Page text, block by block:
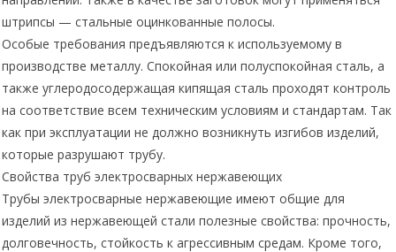
штрипсы — стальные оцинкованные полосы.
Особые требования предъявляются к используемому в
производстве металлу. Спокойная или полуспокойная сталь, а
также углеродосодержащая кипящая сталь проходят контроль
на соответствие всем техническим условиям и стандартам. Так
как при эксплуатации не должно возникнуть изгибов изделий,
которые разрушают трубу.
Свойства труб электросварных нержавеющих
Трубы электросварные нержавеющие имеют общие для
изделий из нержавеющей стали полезные свойства: прочность,
долговечность, стойкость к агрессивным средам. Кроме того,